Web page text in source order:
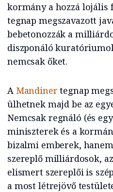
kormány a hozzá lojális
tegnap megszavazott
bebetonozzák a
diszponáló
nemcsak őket.
A Mandinertegnap
ülhetnek majd be az
Nemcsak regnáló (és
miniszterek és a
bizalmi emberek,
szereplő milliárdosok,
elismert szereplői is
a most létrejövő